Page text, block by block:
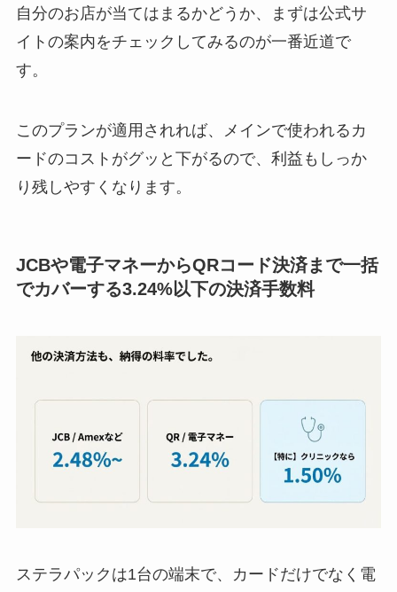
自分のお店が当てはまるかどうか、まずは公式サ
イトの案内をチェックしてみるのが一番近道で
す。
このプランが適用されれば、メインで使われるカ
ードのコストがグッと下がるので、利益もしっか
り残しやすくなります。
JCBや電子マネーからQRコード決済まで一括
でカバーする3.24%以下の決済手数料
ステラパックは1台の端末で、カードだけでなく電